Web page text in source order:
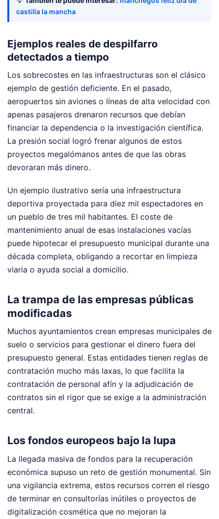
castilla la mancha
Ejemplos reales de despilfarro
detectados a tiempo
Los sobrecostes en las infraestructuras son el clásico
ejemplo de gestión deficiente. En el pasado,
aeropuertos sin aviones o líneas de alta velocidad con
apenas pasajeros drenaron recursos que debían
financiar la dependencia o la investigación científica.
La presión social logró frenar algunos de estos
proyectos megalómanos antes de que las obras
devoraran más dinero.
Un ejemplo ilustrativo sería una infraestructura
deportiva proyectada para diez mil espectadores en
un pueblo de tres mil habitantes. El coste de
mantenimiento anual de esas instalaciones vacías
puede hipotecar el presupuesto municipal durante una
década completa, obligando a recortar en limpieza
viaria o ayuda social a domicilio.
La trampa de las empresas públicas
modificadas
Muchos ayuntamientos crean empresas municipales de
suelo o servicios para gestionar el dinero fuera del
presupuesto general. Estas entidades tienen reglas de
contratación mucho más laxas, lo que facilita la
contratación de personal afín y la adjudicación de
contratos sin el rigor que se exige a la administración
central.
Los fondos europeos bajo la lupa
La llegada masiva de fondos para la recuperación
económica supuso un reto de gestión monumental. Sin
una vigilancia extrema, estos recursos corren el riesgo
de terminar en consultorías inútiles o proyectos de
digitalización cosmética que no mejoran la